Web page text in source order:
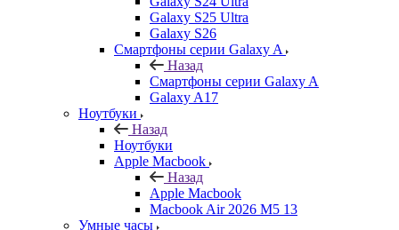
Galaxy S25 Ultra
Galaxy S26
Смартфоны серии Galaxy A
Назад
Смартфоны серии Galaxy A
Galaxy A17
Ноутбуки
Назад
Ноутбуки
Apple Macbook
Назад
Apple Macbook
Macbook Air 2026 M5 13
Умные часы